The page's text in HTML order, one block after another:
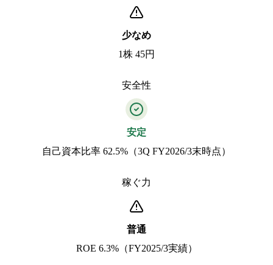
少なめ
1株 45円
安全性
安定
自己資本比率 62.5%（3Q FY2026/3末時点）
稼ぐ力
普通
ROE 6.3%（FY2025/3実績）